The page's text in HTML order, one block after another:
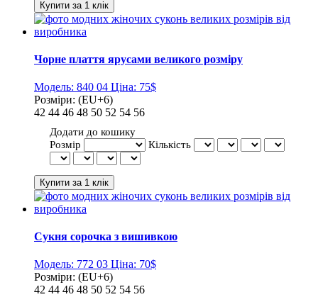
Чорне плаття ярусами великого розміру
Модель: 840 04 Ціна: 75$
Розміри: (EU+6)
42 44 46 48 50 52 54 56
Додати до кошику
Розмір
Кількість
Сукня сорочка з вишивкою
Модель: 772 03 Ціна: 70$
Розміри: (EU+6)
42 44 46 48 50 52 54 56